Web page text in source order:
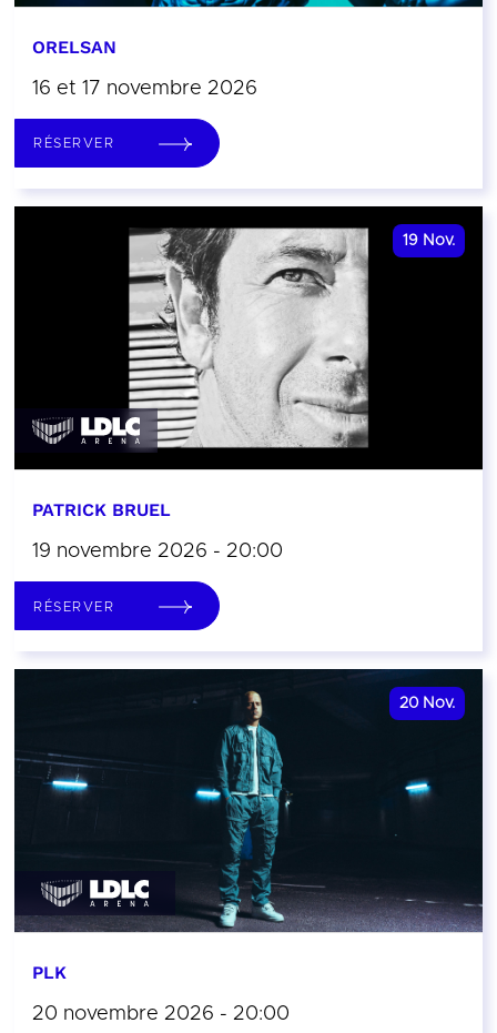
ORELSAN
16 et 17 novembre 2026
RÉSERVER
19 Nov.
PATRICK BRUEL
19 novembre 2026 - 20:00
RÉSERVER
20 Nov.
PLK
20 novembre 2026 - 20:00